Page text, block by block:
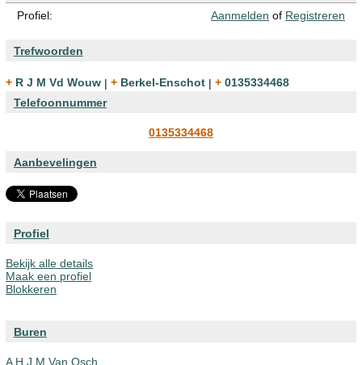
Profiel:
Aanmelden of Registreren
Trefwoorden
+ R J M Vd Wouw | + Berkel-Enschot |
+ 0135334468
Telefoonnummer
0135334468
Aanbevelingen
Profiel
Bekijk alle details
Maak een profiel
Blokkeren
Buren
A H J M Van Osch